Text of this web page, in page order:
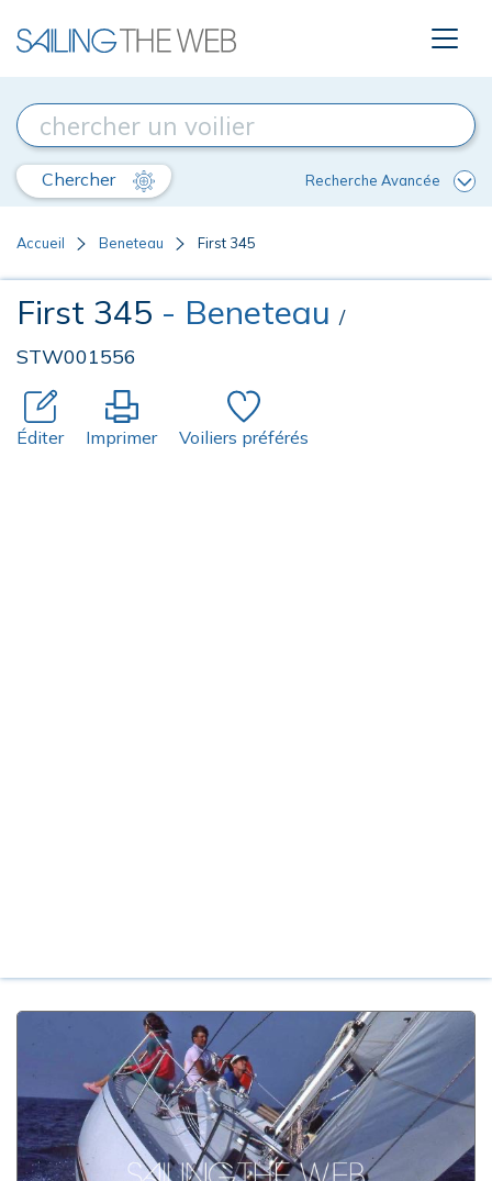
Chercher Recherche Avancée
Accueil Beneteau First 345
First 345 - Beneteau /
STW001556
Éditer Imprimer Voiliers préférés